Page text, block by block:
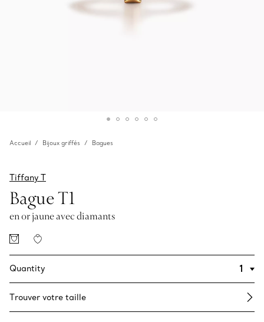
Accueil Bijoux griffés Bagues
Tiffany T
Bague T1
en or jaune avec diamants
Quantity
Trouver votre taille